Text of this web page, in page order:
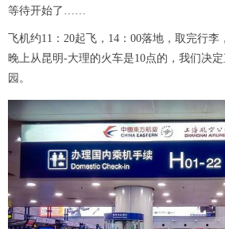
等待开始了……
飞机约11：20起飞，14：00落地，取完行李
晚上从昆明-大理的火车是10点的，我们决
园。